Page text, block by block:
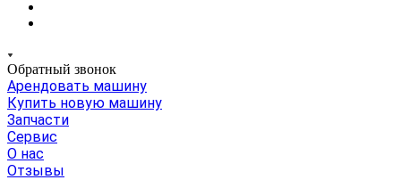
Обратный звонок
Арендовать машину
Купить новую машину
Запчасти
Сервис
О нас
Отзывы